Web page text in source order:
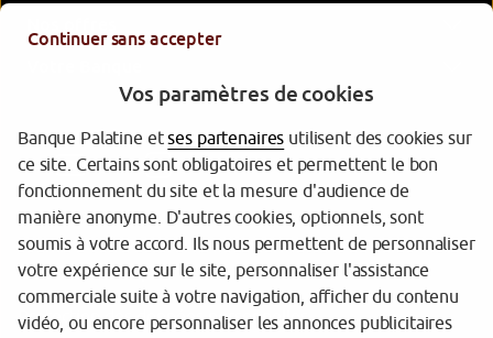
Garantie des dépôts
Protection des données personnelles
Continuer sans accepter
Vos paramètres de cookies
Banque Palatine etses partenaires utilisent des cookies sur
ce site. Certains sont obligatoires et permettent le bon
fonctionnement du site et la mesure d'audience de
manière anonyme. D'autres cookies, optionnels, sont
soumis à votre accord. Ils nous permettent de personnaliser
votre expérience sur le site, personnaliser l'assistance
commerciale suite à votre navigation, afficher du contenu
vidéo, ou encore personnaliser les annonces publicitaires